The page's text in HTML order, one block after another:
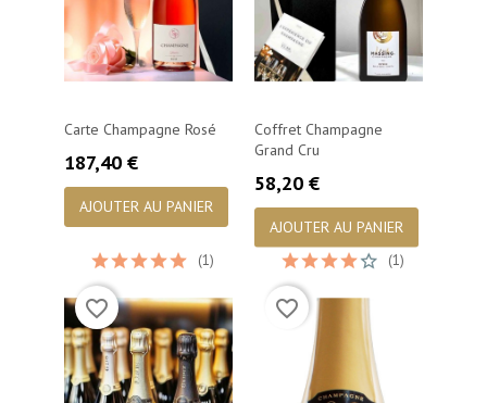
Carte Champagne Rosé
Prix
187,40 €
AJOUTER AU PANIER
Coffret Champagne
Grand Cru
Prix
58,20 €
AJOUTER AU PANIER
(1)
favorite_border
(1)
favorite_border